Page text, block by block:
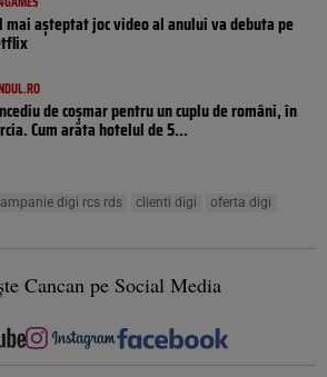
mai așteptat joc video al anului va debuta pe
de coșmar pentru un cuplu de români, în
Cum arăta hotelul de 5...
digi rcs rds clienti digi oferta digi
Cancan pe Social Media